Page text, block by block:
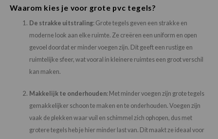
Waarom kies je voor grote pvc tegels?
De strakke uitstraling: Grote tegels geven een strakke en
moderne look aan elke ruimte. Ze creëren een uniform en open
gevoel doordat er minder voegen zijn. Dit geeft een rustige en
ruimtelijke sfeer, wat vooral in kleinere ruimtes een groot verschil
kan maken.
Makkelijk te onderhouden: Met minder voegen zijn grote tegels
gemakkelijker schoon te maken en te onderhouden. Voegen zijn
vaak de plekken waar vuil en schimmel zich ophopen, dus met
grotere tegels heb je hier minder last van. Dit maakt ze ideaal voor